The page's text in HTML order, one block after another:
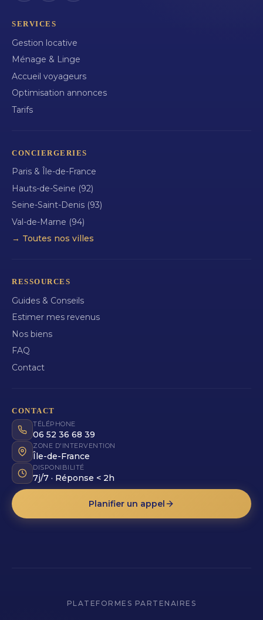
SERVICES
Gestion locative
Ménage & Linge
Accueil voyageurs
Optimisation annonces
Tarifs
CONCIERGERIES
Paris & Île-de-France
Hauts-de-Seine (92)
Seine-Saint-Denis (93)
Val-de-Marne (94)
→ Toutes nos villes
RESSOURCES
Guides & Conseils
Estimer mes revenus
Nos biens
FAQ
Contact
CONTACT
TÉLÉPHONE
06 52 36 68 39
ZONE D'INTERVENTION
Île-de-France
DISPONIBILITÉ
7j/7 · Réponse < 2h
Planifier un appel
PLATEFORMES PARTENAIRES